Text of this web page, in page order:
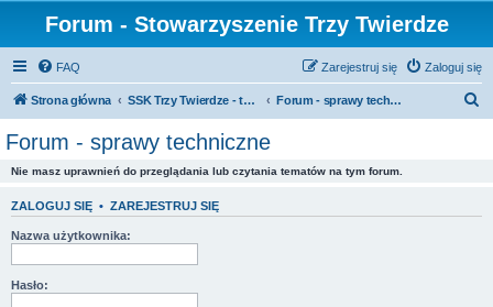
Forum - Stowarzyszenie Trzy Twierdze
FAQ Zaloguj się
Zarejestruj się
Strona główna SSK Trzy Twierdze - tylko dla stowarzyszonych Forum - sprawy techniczne
Forum - sprawy techniczne
Nie masz uprawnień do przeglądania lub czytania tematów na tym forum.
ZALOGUJ SIĘ • ZAREJESTRUJ SIĘ
Nazwa użytkownika:
Hasło: